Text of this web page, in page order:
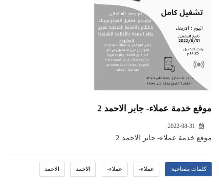
موقع خدمة عملاء- جابر الاحمد 2
موقع خدمة عملاء- جابر الاحمد 2
كلمات مفتاحية: عملاء- عملاء- الاحمد الاحمد